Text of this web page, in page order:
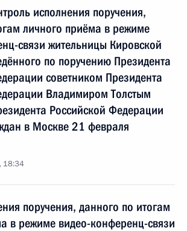
исполнения поручения,
личного приёма в режиме
связи жительницы Кировской
по поручению Президента
советником Президента
Владимиром Толстым
Российской Федерации
в Москве 21 февраля
18:34
поручения, данного по итогам
в режиме видео-конференц-связи